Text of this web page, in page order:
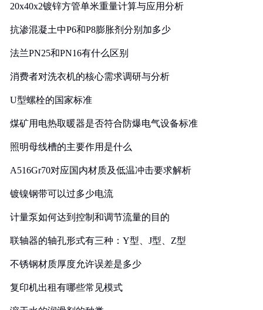
20x40x2镀锌方管单米重量计算与应用分析
抗渗混凝土中P6和P8膨胀剂分别加多少
法兰PN25和PN16有什么区别
消费者对洗衣机的核心需求调研与分析
U型螺栓的国家标准
煤矿用电热取暖器是否符合防爆电气设备标准
照明母线槽的主要作用是什么
A516Gr70对应国内材质及低温冲击要求解析
镀镍钢带可以过多少电流
计量泵如何达到控制和调节流量的目的
联轴器的轴孔形式有三种：Y型、J型、Z型
不锈钢材质厚度允许误差是多少
复印机出租有哪些常见模式